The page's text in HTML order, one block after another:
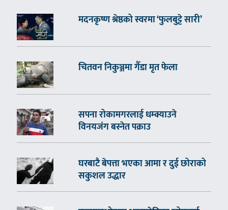
मदनकृष्ण श्रेष्ठको स्वरमा ‘फुलबुट्टे सारी’
चितवन निकुञ्जमा गैँडा मृत फेला
सपना रोकामगरलाई धम्क्याउने
विनयजंग बस्नेत पक्राउ
घरबाटै बेपत्ता भएका आमा र दुई छोराको
सकुशल उद्धार